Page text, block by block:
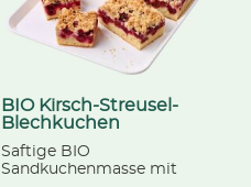
BIO Kirsch-Streusel-
Blechkuchen
Saftige BIO
Sandkuchenmasse mit